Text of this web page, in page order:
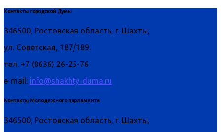
Контакты городской Думы
346500, Ростовская область, г. Шахты,
ул. Советская, 187/189.
тел. +7 (8636) 26-25-76
e-mail: info@shakhty-duma.ru
Контакты Молодежного парламента
346500, Ростовская область, г. Шахты,